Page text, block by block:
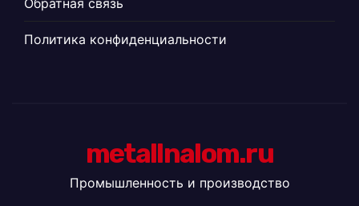
Политика конфиденциальности
metallnalom.ru
Промышленность и производство